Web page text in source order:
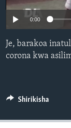
0:00
Je, barakoa
corona kwa
Shirikisha